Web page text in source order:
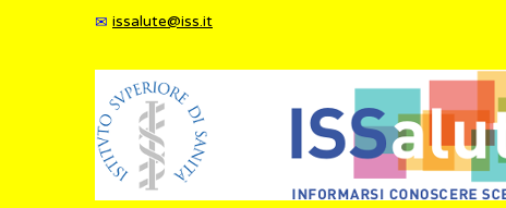
issalute@iss.it